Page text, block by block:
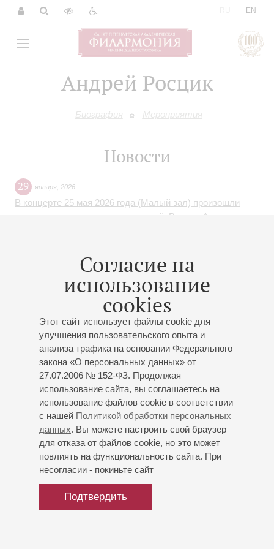
EN
Андрей Росцик
Биография Мероприятия
Согласие на
использование
cookies
Этот сайт использует файлы cookie для
улучшения пользовательского опыта и
анализа трафика на основании Федерального
закона «О персональных данных» от
27.07.2006 № 152-ФЗ. Продолжая
использование сайта, вы соглашаетесь на
использование файлов cookie в соответствии
с нашей Политикой обработки персональных
данных. Вы можете настроить свой браузер
для отказа от файлов cookie, но это может
повлиять на функциональность сайта. При
несогласии - покиньте сайт
Подтвердить
Новости
29 января 2026
В концерте 25 мая 2026 года (Малый зал) произошли
изменения в составе исполнителей. Вместо Андрея